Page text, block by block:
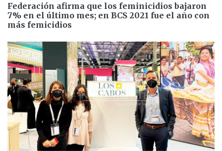
Federación afirma que los feminicidios bajaron
7% en el último mes; en BCS 2021 fue el año con
más femicidios